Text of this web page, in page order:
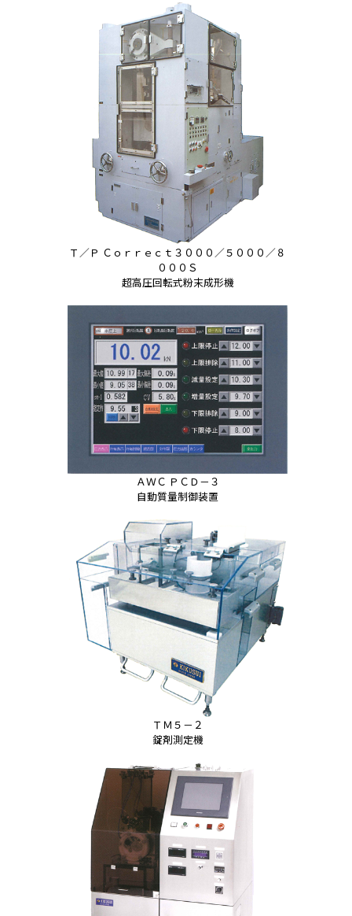
Ｔ／Ｐ Ｃｏｒｒｅｃｔ３０００／５０００／８
０００Ｓ
超高圧回転式粉末成形機
ＡＷＣ ＰＣＤ－３
自動質量制御装置
ＴＭ５－２
錠剤測定機